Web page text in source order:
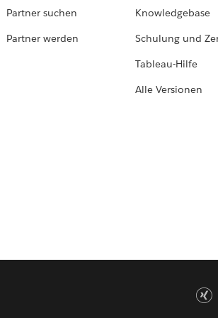
Partner suchen
Partner werden
Knowledgebase
Schulung und
Tableau-Hilfe
Alle Versionen